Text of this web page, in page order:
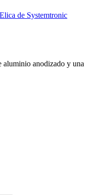
aluminio anodizado y una